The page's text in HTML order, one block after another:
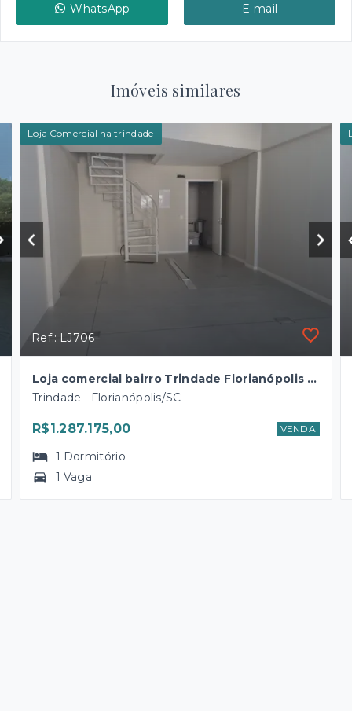
WhatsApp E-mail
Imóveis similares
Loja Comercial na trindade
Ref.: LJ706
Loja comercial bairro Trindade Florianópolis SC.
Trindade - Florianópolis/SC
R$1.287.175,00 VENDA
1 Dormitório
1 Vaga